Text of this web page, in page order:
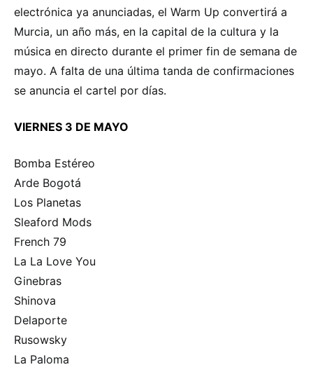
electrónica ya anunciadas, el Warm Up convertirá a
Murcia, un año más, en la capital de la cultura y la
música en directo durante el primer fin de semana de
mayo. A falta de una última tanda de confirmaciones
se anuncia el cartel por días.
VIERNES 3 DE MAYO
Bomba Estéreo
Arde Bogotá
Los Planetas
Sleaford Mods
French 79
La La Love You
Ginebras
Shinova
Delaporte
Rusowsky
La Paloma